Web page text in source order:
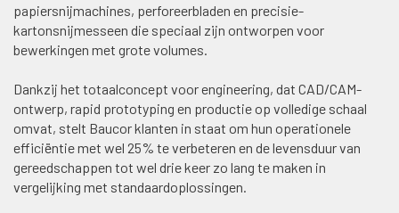
papiersnijmachines, perforeerbladen en precisie-
kartonsnijmesseen die speciaal zijn ontworpen voor
bewerkingen met grote volumes.
Dankzij het totaalconcept voor engineering, dat CAD/CAM-
ontwerp, rapid prototyping en productie op volledige schaal
omvat, stelt Baucor klanten in staat om hun operationele
efficiëntie met wel 25% te verbeteren en de levensduur van
gereedschappen tot wel drie keer zo lang te maken in
vergelijking met standaardoplossingen.